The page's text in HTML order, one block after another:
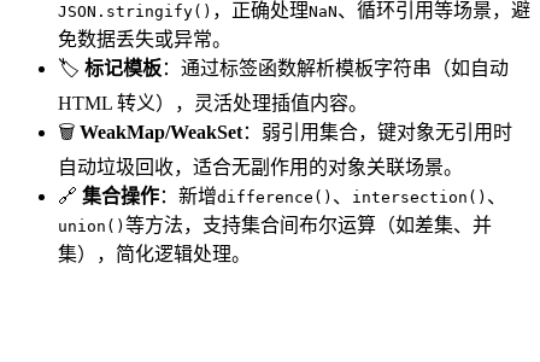
JSON.stringify() ，正确处理NaN、循环引用等场景，避
免数据丢失或异常。
🏷️ 标记模板：通过标签函数解析模板字符串（如自动
HTML 转义），灵活处理插值内容。
🗑️ WeakMap/WeakSet：弱引用集合，键对象无引用时
自动垃圾回收，适合无副作用的对象关联场景。
🔗 集合操作：新增difference() 、 intersection() 、
union() 等方法，支持集合间布尔运算（如差集、并
集），简化逻辑处理。